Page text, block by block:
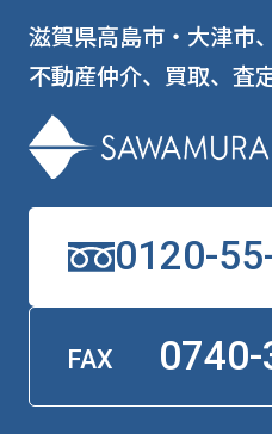
滋賀県高島市・大津市
不動産仲介、買取、査
0120-
FAX 0740-